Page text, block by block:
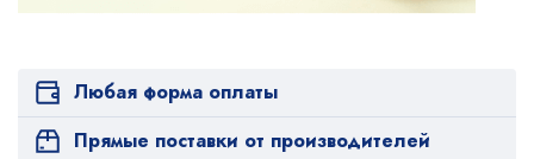
Любая форма оплаты
Прямые поставки от производителей